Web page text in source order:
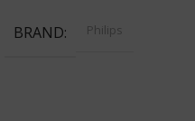
BRAND Philips